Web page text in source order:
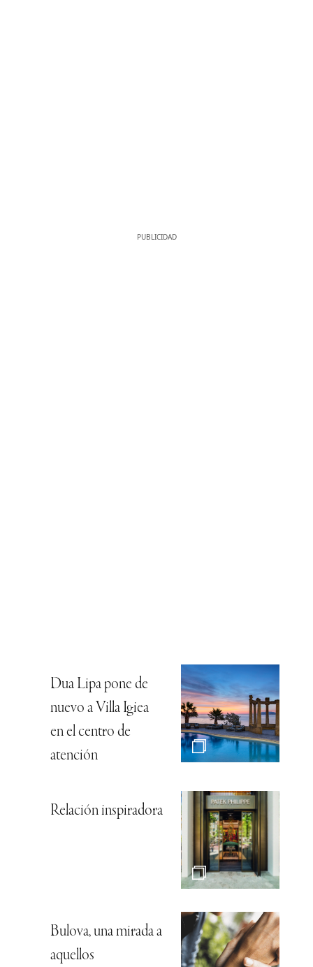
Dua Lipa pone de
nuevo a Villa Igiea
en el centro de
atención
Relación inspiradora
Bulova, una mirada a
aquellos